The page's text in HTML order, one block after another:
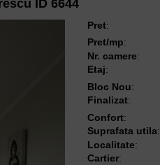
ID 6644
Pret:
Pret/mp:
Nr. camere:
Etaj:
Bloc Nou:
Finalizat:
Confort:
Suprafata utila:
Localitate:
Cartier: